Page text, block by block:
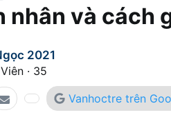
nhân và cách
2021
· 35
Vanhoctre trên